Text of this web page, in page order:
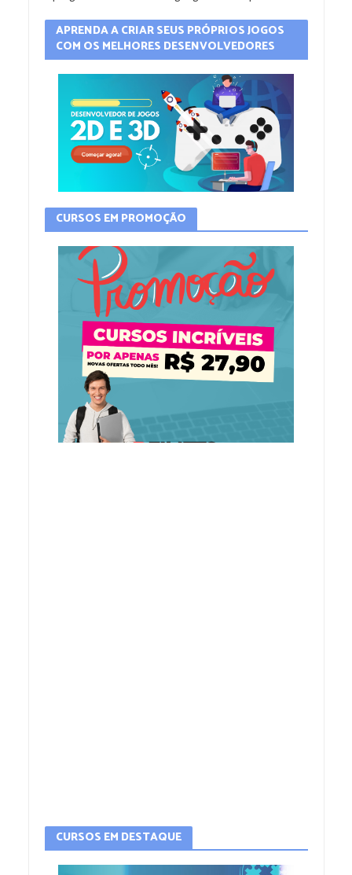
APRENDA A CRIAR SEUS PRÓPRIOS JOGOS
COM OS MELHORES DESENVOLVEDORES
CURSOS EM PROMOÇÃO
CURSOS EM DESTAQUE